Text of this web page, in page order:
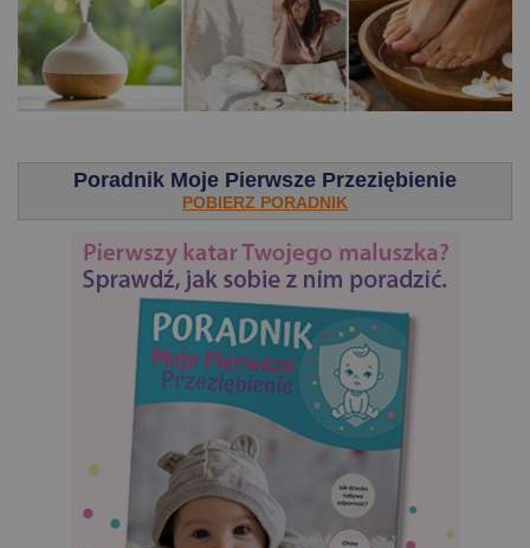
Poradnik Moje Pierwsze Przeziębienie
POBIERZ PORADNIK